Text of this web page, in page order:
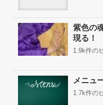
紫色の
現る！
1.9k件の
メニュ
1.7k件の